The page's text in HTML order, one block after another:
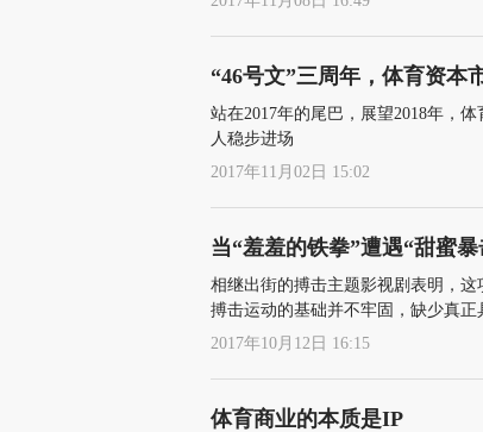
“46号文”三周年，体育资本
站在2017年的尾巴，展望2018年，
人稳步进场
2017年11月02日 15:02
当“羞羞的铁拳”遭遇“甜蜜暴
相继出街的搏击主题影视剧表明，
搏击运动的基础并不牢固，缺少真
2017年10月12日 16:15
体育商业的本质是IP